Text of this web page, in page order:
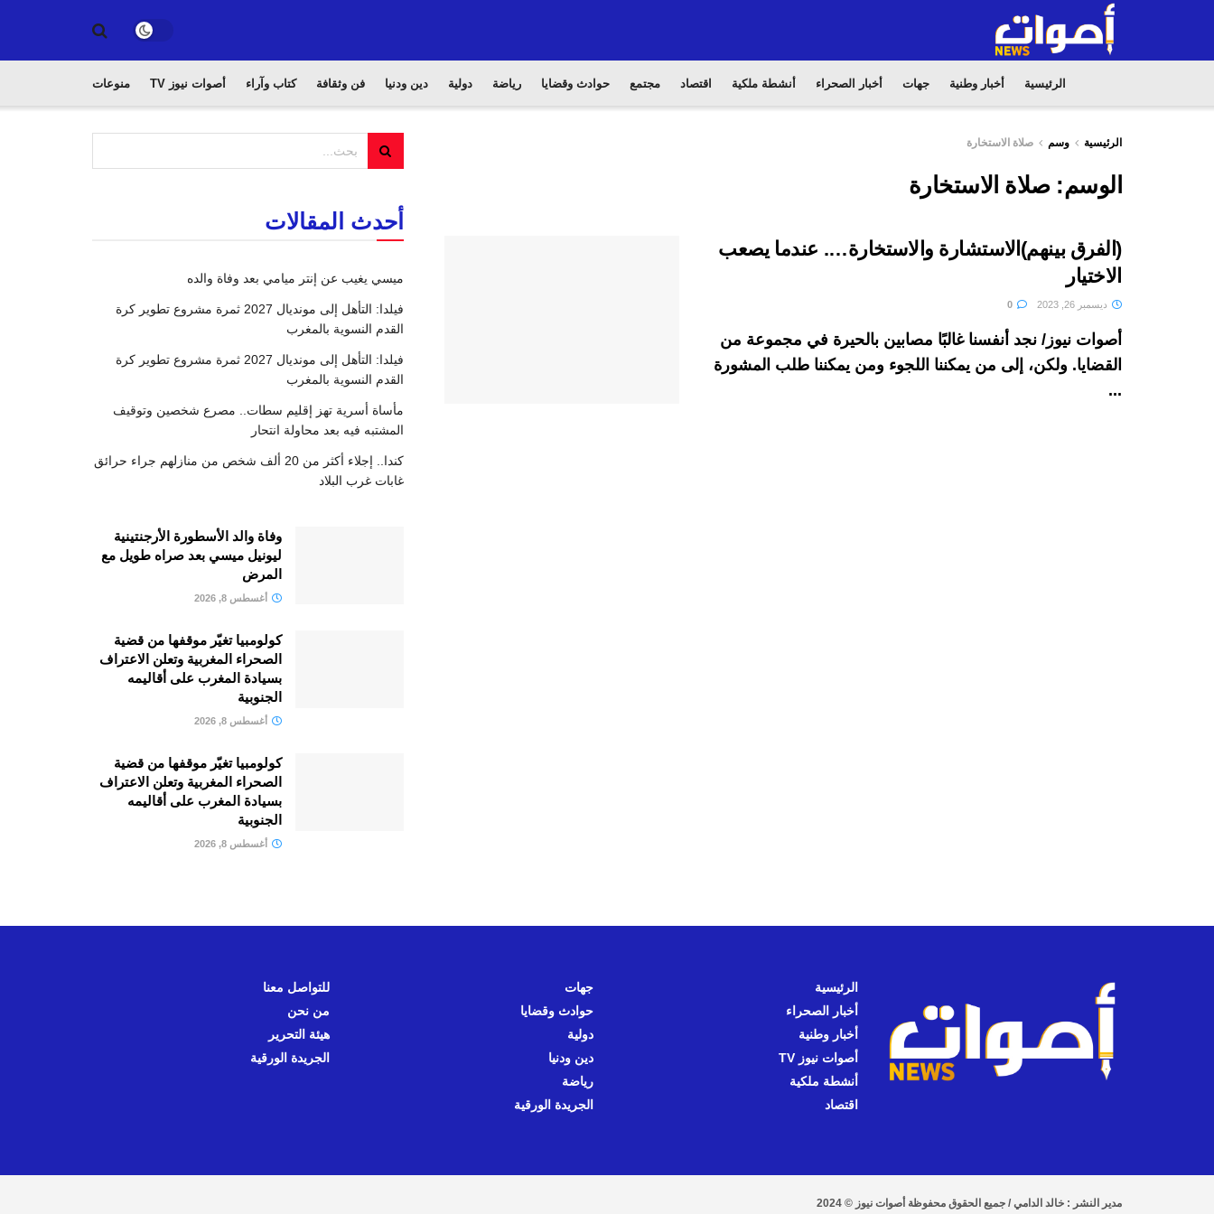
الرئيسية أخبار وطنية جهات أخبار الصحراء أنشطة ملكية اقتصاد مجتمع حوادث وقضايا رياضة دولية دين ودنيا فن وثقافة كتاب وآراء أصوات نيوز TV منوعات
الرئيسية وسم صلاة الاستخارة
الوسم:صلاة الاستخارة
(الفرق بينهم)الاستشارة والاستخارة…. عندما يصعب
الاختيار
ديسمبر 26, 2023
أصوات نيوز/ نجد أنفسنا غالبًا مصابين بالحيرة في مجموعة من
القضايا. ولكن، إلى من يمكننا اللجوء ومن يمكننا طلب المشورة
...
أحدث المقالات
ميسي يغيب عن إنتر ميامي بعد وفاة والده
فيلدا: التأهل إلى مونديال 2027 ثمرة مشروع تطوير كرة
القدم النسوية بالمغرب
فيلدا: التأهل إلى مونديال 2027 ثمرة مشروع تطوير كرة
القدم النسوية بالمغرب
مأساة أسرية تهز إقليم سطات.. مصرع شخصين وتوقيف
المشتبه فيه بعد محاولة انتحار
كندا.. إجلاء أكثر من 20 ألف شخص من منازلهم جراء حرائق
غابات غرب البلاد
وفاة والد الأسطورة الأرجنتينية
ليونيل ميسي بعد صراه طويل مع
المرض
أغسطس 8, 2026
كولومبيا تغيّر موقفها من قضية
الصحراء المغربية وتعلن الاعتراف
بسيادة المغرب على أقاليمه
الجنوبية
أغسطس 8, 2026
كولومبيا تغيّر موقفها من قضية
الصحراء المغربية وتعلن الاعتراف
بسيادة المغرب على أقاليمه
الجنوبية
أغسطس 8, 2026
الرئيسية
أخبار الصحراء
أخبار وطنية
أصوات نيوز TV
أنشطة ملكية
اقتصاد
جهات
حوادث وقضايا
دولية
دين ودنيا
رياضة
الجريدة الورقية
للتواصل معنا
من نحن
هيئة التحرير
الجريدة الورقية
مدير النشر : خالد الدامي / جميع الحقوق محفوظة أصوات نيوز © 2024